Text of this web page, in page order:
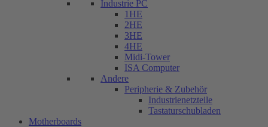
Industrie PC
1HE
2HE
3HE
4HE
Midi-Tower
ISA Computer
Andere
Peripherie & Zubehör
Industrienetzteile
Tastaturschubladen
Motherboards